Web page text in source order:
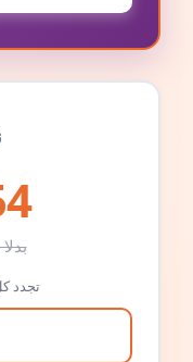
تجدد كل 6 أشهر بالسعر